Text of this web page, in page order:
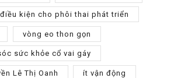
kiện cho phôi thai phát triển
vòng eo thon gọn
sức khỏe cổ vai gáy
Lê Thị Oanh ít vận động